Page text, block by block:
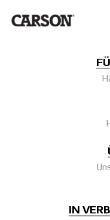
IN